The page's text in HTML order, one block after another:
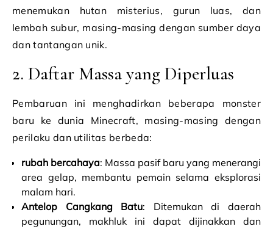
menemukan hutan misterius, gurun luas, dan
lembah subur, masing-masing dengan sumber daya
dan tantangan unik.
2. Daftar Massa yang Diperluas
Pembaruan ini menghadirkan beberapa monster
baru ke dunia Minecraft, masing-masing dengan
perilaku dan utilitas berbeda:
rubah bercahaya: Massa pasif baru yang menerangi
area gelap, membantu pemain selama eksplorasi
malam hari.
Antelop Cangkang Batu: Ditemukan di daerah
pegunungan, makhluk ini dapat dijinakkan dan